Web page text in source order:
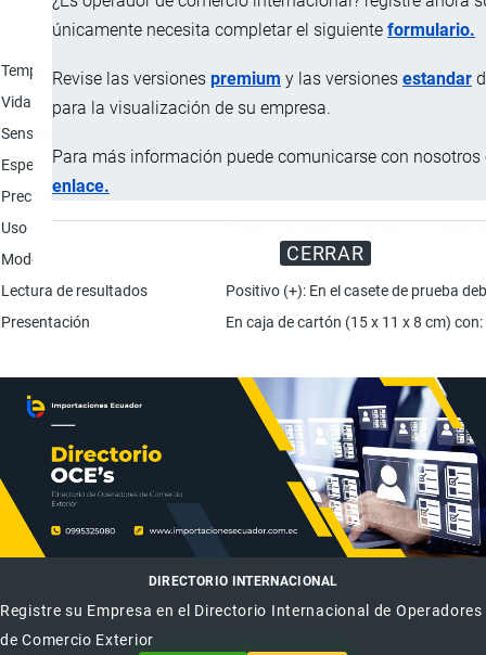
únicamente necesita completar el siguiente formulario.
Revise las versiones premium y las versiones estandar
para la visualización de su empresa.
Para más información puede comunicarse con nosotros
enlace.
CERRAR
Característica
Temperatura de almacenamiento
2 - 30 ºC
Vida útil
24 meses.
Sensibilidad
Especificidad
99.1%
Precisión
Uso
Modo de uso
Tomar muestra del suero, plasma o
Lectura de resultados
Positivo (+): En el casete de prueba
Presentación
En caja de cartón (15 x 11 x 8 cm)
DIRECTORIO INTERNACIONAL
Registre su Empresa en el Directorio Internacional de Operadores
de Comercio Exterior